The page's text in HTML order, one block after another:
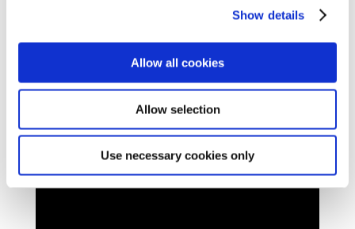
Show details
Allow all cookies
Allow selection
Use necessary cookies only